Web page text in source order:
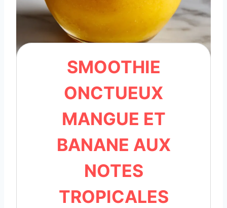
SMOOTHIE
ONCTUEUX
MANGUE ET
BANANE AUX
NOTES
TROPICALES